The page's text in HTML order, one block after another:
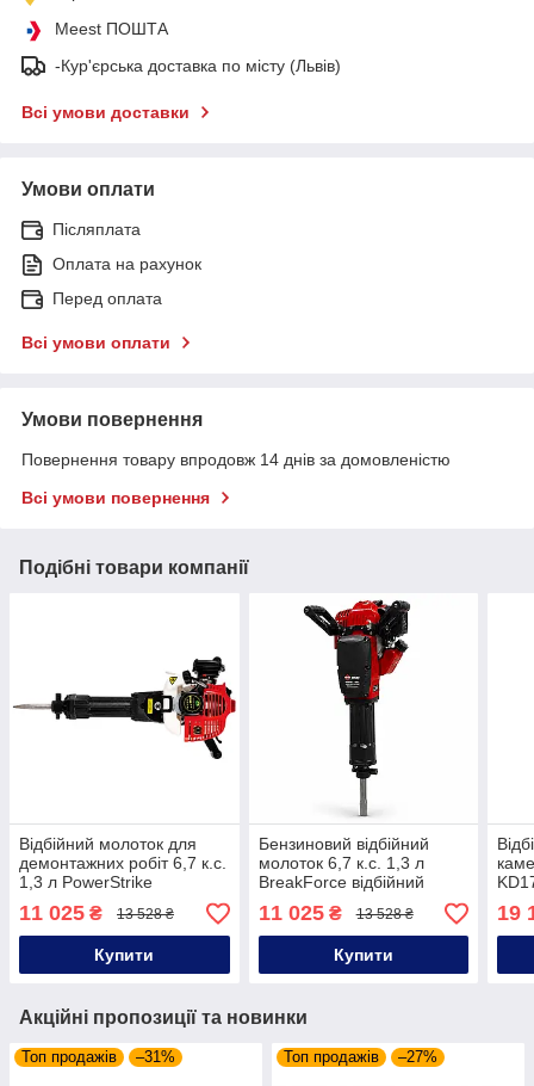
Meest ПОШТА
-Кур'єрська доставка по місту (Львів)
Всі умови доставки
Умови оплати
Післяплата
Оплата на рахунок
Перед оплата
Всі умови оплати
Умови повернення
Повернення товару впродовж 14 днів за домовленістю
Всі умови повернення
Подібні товари компанії
Відбійний молоток для
демонтажних робіт 6,7 к.с.
1,3 л PowerStrike
каменю
11 025 ₴ 13 528 ₴
Купити
Бензиновий відбійний
молоток 6,7 к.с. 1,3 л
BreakForce відбійний
молоток для демонтажу
бетону
11 025₴ 13 528 ₴
Купити
19
Акційні пропозиції та новинки
Топ продажів –31% Топ продажів –27%